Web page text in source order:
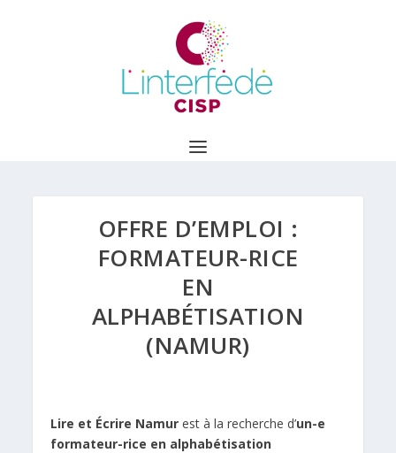
OFFRE D’EMPLOI :
FORMATEUR-RICE
EN
ALPHABÉTISATION
(NAMUR)
Lire et Écrire Namur est à la recherche d’un-e
formateur-rice en alphabétisation